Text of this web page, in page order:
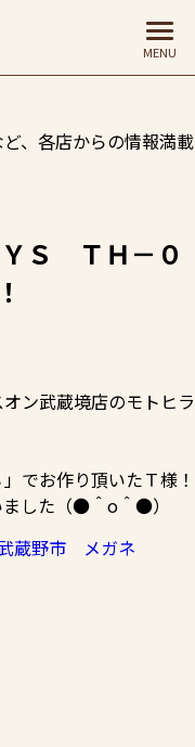
きました！
、各店からの情報満載
ＹＳ ＴＨ－０
ン武蔵境店のモトヒラ
でお作り頂いたＴ様！
した（●＾o＾●）